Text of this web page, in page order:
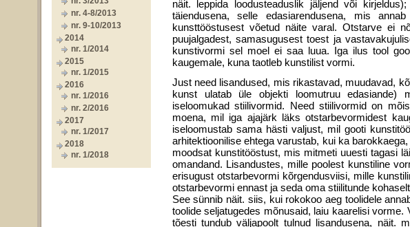
nr. 4-8/2013
nr. 9-10/2013
2014
nr. 1/2014
2015
nr. 1/2015
2016
nr. 1/2016
nr. 2/2016
2017
nr. 1/2017
2018
nr. 1/2018
näit. leppida loodus­teaduslik jäljend või
täiendusena, selle edasiarendusena, mis
kunsttööstusest võetud näite varal. Otstarve ei
puujalgadest, samasugusest toest ja
kunstivormi sel moel ei saa luua. Iga ilus tool
kaugemale, kuna taotleb kunstilist vormi.
Just need lisandused, mis rikastavad, muudavad,
kunst ulatab üle objekti loomutruu edasiande)
iseloomukad stiilivormid. Need stiilivormid on
moena, mil iga ajajärk läks otstarbevormidest
iseloomustab sama hästi valjust, mil gooti
arhitektioonilise ehtega varustab, kui ka
moodsat kunstitööstust, mis mitmeti uuesti tagasi
omandand. Lisandustes, mille poolest kunstiline
erisugust otstarbevormi kõrgendusviisi, mille
ots­tarbevormi ennast ja seda oma stiilitunde
See sünnib näit. siis, kui rokokoo aeg toolidele
toolide selja­tugedes mõnusaid, laiu kaarelisi
tõesti tundub välja­poolt tulnud lisandusena, näit.